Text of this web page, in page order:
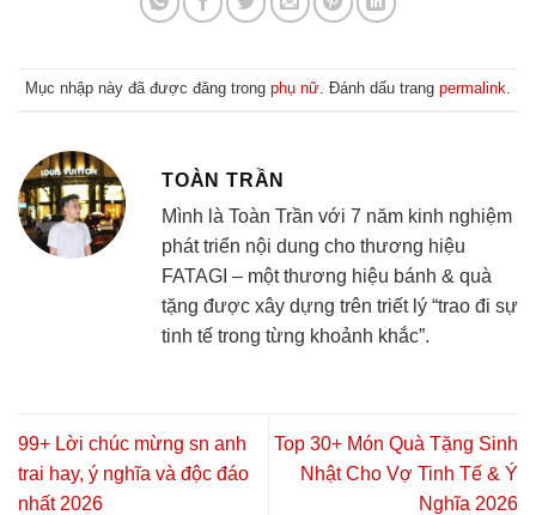
Mục nhập này đã được đăng trong phụ nữ . Đánh dấu trang permalink
TOÀN TRẦN
Mình là Toàn Trần với 7 năm kinh nghiệm
phát triển nội dung cho thương hiệu
FATAGI – một thương hiệu bánh & quà
tặng được xây dựng trên triết lý “trao đi sự
tinh tế trong từng khoảnh khắc”.
99+ Lời chúc mừng sn anh
trai hay, ý nghĩa và độc đáo
nhất 2026
Top 30+ Món Quà Tặng Sinh
Nhật Cho Vợ Tinh Tế & Ý
Nghĩa 2026